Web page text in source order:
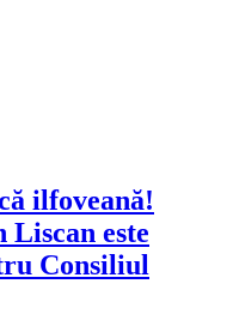
ilfoveană!
este
Consiliul